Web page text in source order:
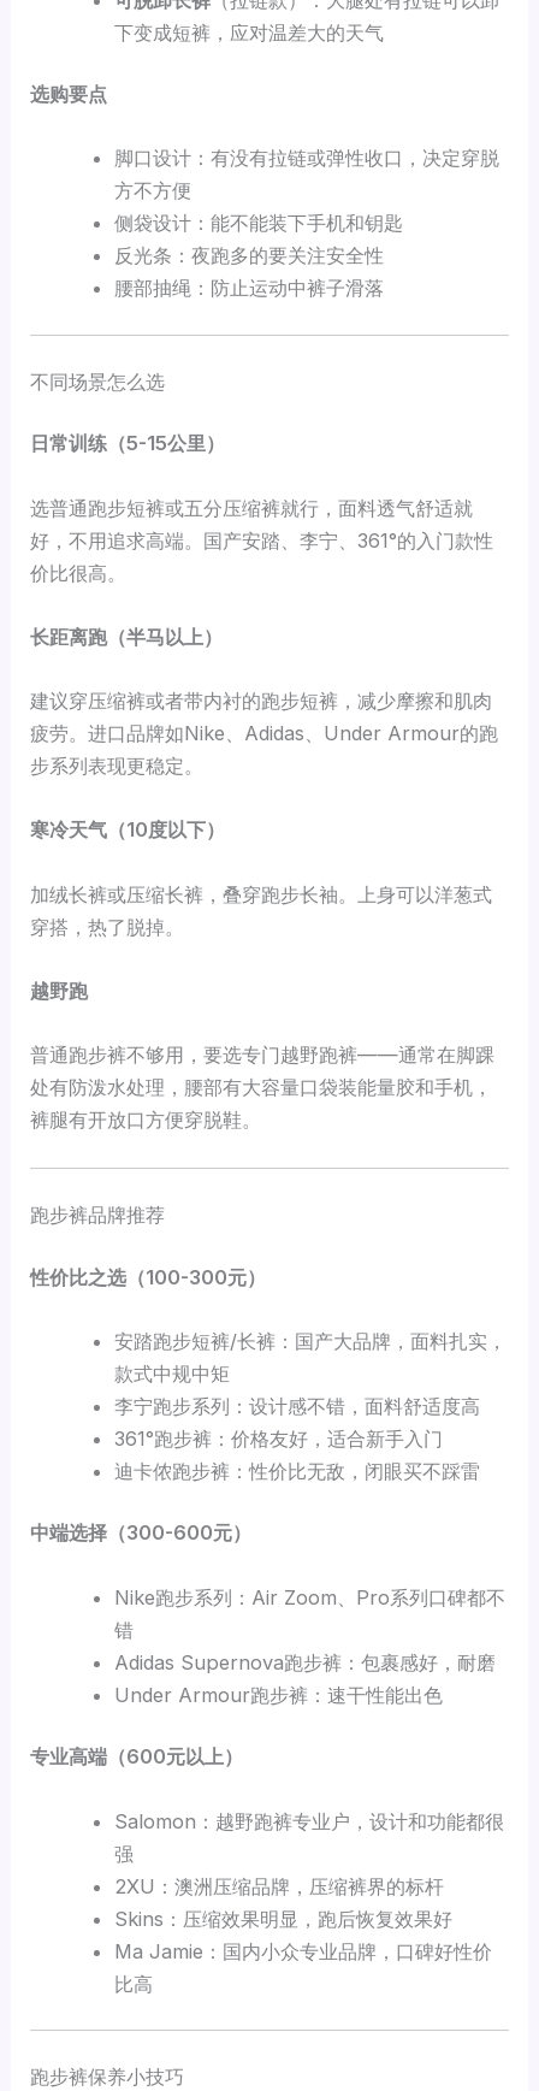
下变成短裤，应对温差大的天气
选购要点
脚口设计：有没有拉链或弹性收口，决定穿脱
方不方便
侧袋设计：能不能装下手机和钥匙
反光条：夜跑多的要关注安全性
腰部抽绳：防止运动中裤子滑落
不同场景怎么选
日常训练（5-15公里）
选普通跑步短裤或五分压缩裤就行，面料透气舒适就
好，不用追求高端。国产安踏、李宁、361°的入门款性
价比很高。
长距离跑（半马以上）
建议穿压缩裤或者带内衬的跑步短裤，减少摩擦和肌肉
疲劳。进口品牌如Nike、Adidas、Under Armour的跑
步系列表现更稳定。
寒冷天气（10度以下）
加绒长裤或压缩长裤，叠穿跑步长袖。上身可以洋葱式
穿搭，热了脱掉。
越野跑
普通跑步裤不够用，要选专门越野跑裤——通常在脚踝
处有防泼水处理，腰部有大容量口袋装能量胶和手机，
裤腿有开放口方便穿脱鞋。
跑步裤品牌推荐
性价比之选（100-300元）
安踏跑步短裤/长裤：国产大品牌，面料扎实，
款式中规中矩
李宁跑步系列：设计感不错，面料舒适度高
361°跑步裤：价格友好，适合新手入门
迪卡侬跑步裤：性价比无敌，闭眼买不踩雷
中端选择（300-600元）
Nike跑步系列：Air Zoom、Pro系列口碑都不
错
Adidas Supernova跑步裤：包裹感好，耐磨
Under Armour跑步裤：速干性能出色
专业高端（600元以上）
Salomon：越野跑裤专业户，设计和功能都很
强
2XU：澳洲压缩品牌，压缩裤界的标杆
Skins：压缩效果明显，跑后恢复效果好
Ma Jamie：国内小众专业品牌，口碑好性价
比高
跑步裤保养小技巧